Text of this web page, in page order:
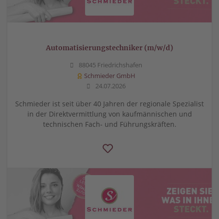
Automatisierungstechniker (m/w/d)
88045 Friedrichshafen
Schmieder GmbH
24.07.2026
Schmieder ist seit über 40 Jahren der regionale Spezialist
in der Direktvermittlung von kaufmännischen und
technischen Fach- und Führungskräften.